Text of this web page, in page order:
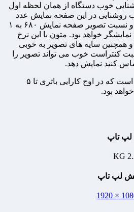
خوب دستگاه از همان لحظه اول
روشنایی در این صفحه نمایش عدد
۳۲۲ لوکس را نشان میدهد. و نسبت تصویر صفحه نمایش ۶۸۰ به ۱
خواهد بود. متون با این نرخ
همچنین سایه های تصویر به خوبی
کنتراست خوب می تواند تصویر را
کنید نمایش دهد.
نتایج تست باتری نشان داده است که در اوج کارایی باتری تا ۵
تاپ
2.2
لپ تاپ
1080 ×